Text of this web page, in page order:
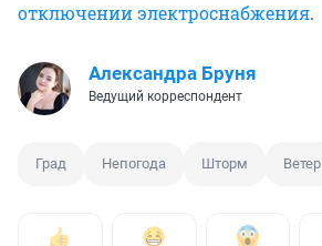
отключении электроснабжения.
Александра Бруня
Ведущий корреспондент
Град Непогода Шторм Ветер